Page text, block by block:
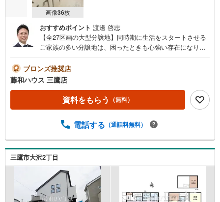
画像36枚
おすすめポイント 渡邊 啓志
【全27区画の大型分譲地】同時期に生活をスタートさせる
ご家族の多い分譲地は、困ったときも心強い存在になりそ
の三鷹店までお気軽にご連絡・ご相談下さい
ブロンズ推奨店
藤和ハウス 三鷹店
資料をもらう （無料）
電話する （通話料無料）
三鷹市大沢2丁目